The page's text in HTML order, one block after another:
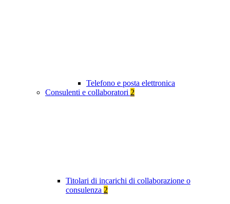
Telefono e posta elettronica
Consulenti e collaboratori 2
Titolari di incarichi di collaborazione o
consulenza 2